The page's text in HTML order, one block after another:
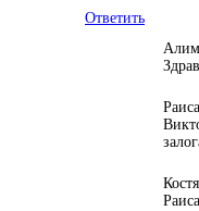
Ответить
Алим